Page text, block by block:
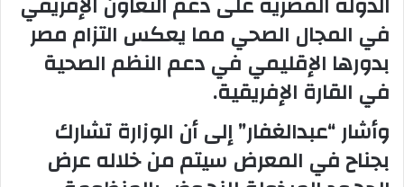
في المجال الصحي مما يعكس التزام مصر
بدورها الإقليمي في دعم النظم الصحية
في القارة الإفريقية.
وأشار “عبدالغفار” إلى أن الوزارة تشارك
بجناح في المعرض سيتم من خلاله عرض